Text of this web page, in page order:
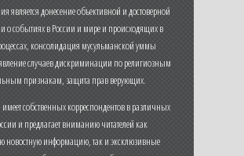
является донесение объективной и достоверной
о событиях в России и мире и происходящих в
консолидация мусульманской уммы
случаев дискриминации по религиозным
признакам, защита прав верующих.
собственных корреспондентов в различных
и предлагает вниманию читателей как
новостную информацию, так и эксклюзивные